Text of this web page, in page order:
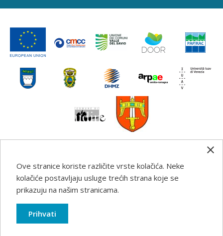
Any information, good practice guidance and
recommendations published on this web site reflects the
author’s views; the Programme authorities are not liable
for any use that may be made of the information
Ove stranice koriste različite vrste kolačića. Neke
kolačiće postavljaju usluge trećih strana koje se
prikazuju na našim stranicama.
Prihvati